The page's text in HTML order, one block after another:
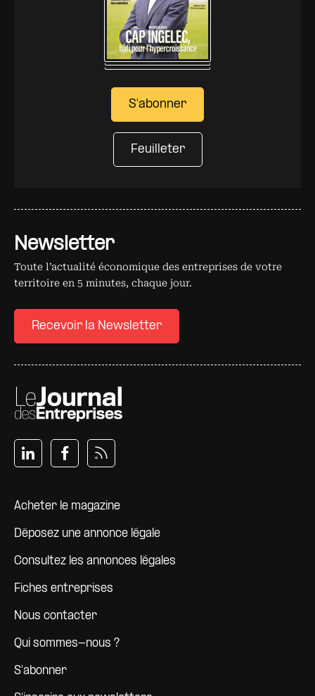
Newsletter
Toute l’actualité économique des entreprises de votre
territoire en 5 minutes, chaque jour.
Recevoir la Newsletter
Pied de page
Acheter le magazine
Déposez une annonce légale
Consultez les annonces légales
Fiches entreprises
Nous contacter
Qui sommes-nous ?
S'abonner
S'abonner
Feuilleter